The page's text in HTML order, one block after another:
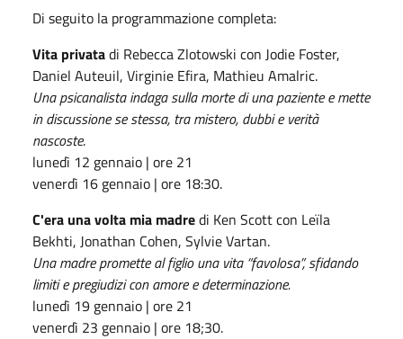
Di seguito la programmazione completa:
Vita privatadi Rebecca Zlotowski con Jodie Foster,
Daniel Auteuil, Virginie Efira, Mathieu Amalric.
Una psicanalista indaga sulla morte di una paziente e mette
in discussione se stessa, tra mistero, dubbi e verità
nascoste.
lunedì 12 gennaio | ore 21
venerdì 16 gennaio | ore 18:30.
C'era una volta mia madredi Ken Scott con Leïla
Bekhti, Jonathan Cohen, Sylvie Vartan.
Una madre promette al figlio una vita “favolosa”, sfidando
limiti e pregiudizi con amore e determinazione.
lunedì 19 gennaio | ore 21
venerdì 23 gennaio | ore 18;30.